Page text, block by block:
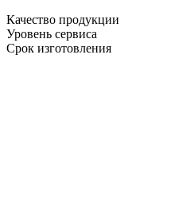
Качество продукции
Уровень сервиса
Срок изготовления